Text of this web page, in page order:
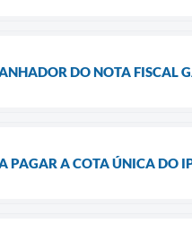
DO NOTA
PAGAR A COTA ÚNICA DO